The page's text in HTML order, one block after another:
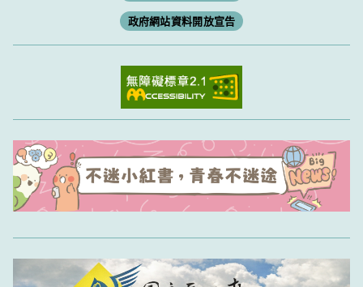
政府網站資料開放宣告